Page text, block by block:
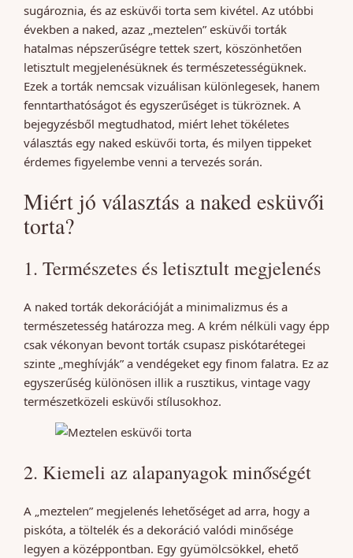
sugároznia, és az esküvői torta sem kivétel. Az utóbbi
években a naked, azaz „meztelen” esküvői torták
hatalmas népszerűségre tettek szert, köszönhetően
letisztult megjelenésüknek és természetességüknek.
Ezek a torták nemcsak vizuálisan különlegesek, hanem
fenntarthatóságot és egyszerűséget is tükröznek. A
bejegyzésből megtudhatod, miért lehet tökéletes
választás egy naked esküvői torta, és milyen tippeket
érdemes figyelembe venni a tervezés során.
Miért jó választás a naked esküvői
torta?
1. Természetes és letisztult megjelenés
A naked torták dekorációját a minimalizmus és a
természetesség határozza meg. A krém nélküli vagy épp
csak vékonyan bevont torták csupasz piskótarétegei
szinte „meghívják” a vendégeket egy finom falatra. Ez az
egyszerűség különösen illik a rusztikus, vintage vagy
természetközeli esküvői stílusokhoz.
2. Kiemeli az alapanyagok minőségét
A „meztelen” megjelenés lehetőséget ad arra, hogy a
piskóta, a töltelék és a dekoráció valódi minősége
legyen a középpontban. Egy gyümölcsökkel, ehető